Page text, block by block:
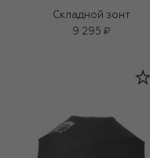
Складной зонт
9 295 ₽